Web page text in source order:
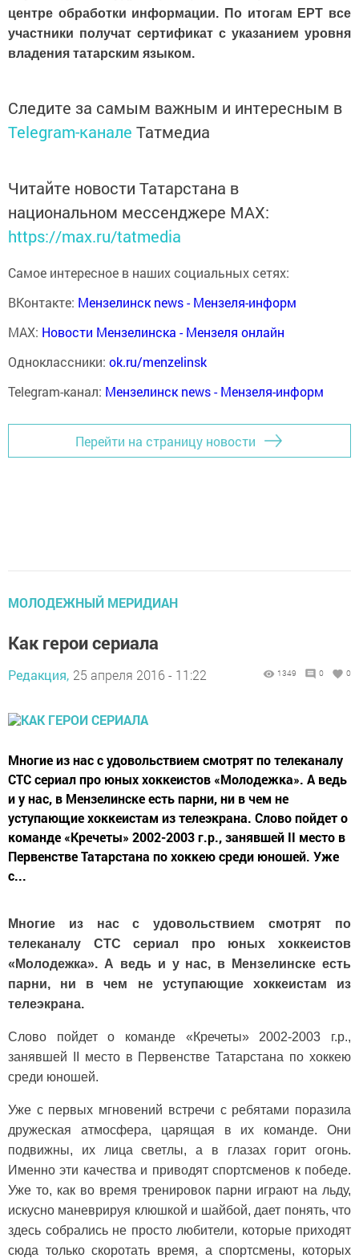
центре обработки информации. По итогам ЕРТ все
участники получат сертификат с указанием уровня
владения татарским языком.
Следите за самым важным и интересным в
Telegram-канале Татмедиа
Читайте новости Татарстана в
национальном мессенджере MАХ:
https://max.ru/tatmedia
Самое интересное в наших социальных сетях:
ВКонтакте: Мензелинск news - Мензеля-информ
MAX: Новости Мензелинска - Мензеля онлайн
Одноклассники: ok.ru/menzelinsk
Telegram-канал: Мензелинск news - Мензеля-информ
Перейти на страницу новости
МОЛОДЕЖНЫЙ МЕРИДИАН
Как герои сериала
Редакция, 25 апреля 2016 - 11:22 1349 0 0
Многие из нас с удовольствием смотрят по телеканалу
СТС сериал про юных хоккеистов «Молодежка». А ведь
и у нас, в Мензелинске есть парни, ни в чем не
уступающие хоккеистам из телеэкрана. Слово пойдет о
команде «Кречеты» 2002-2003 г.р., занявшей II место в
Пер­венстве Татарстана по хоккею среди юношей. Уже
с...
Многие из нас с удовольствием смотрят по
телеканалу СТС сериал про юных хоккеистов
«Молодежка». А ведь и у нас, в Мензелинске есть
парни, ни в чем не уступающие хоккеистам из
телеэкрана.
Слово пойдет о команде «Кречеты» 2002-2003 г.р.,
занявшей II место в Пер­венстве Татарстана по хоккею
среди юношей.
Уже с первых мгновений встречи с ребятами поразила
дружеская ат­мосфера, царящая в их команде. Они
подвижны, их лица светлы, а в глазах горит огонь.
Именно эти качества и приводят спортсменов к победе.
Уже то, как во время тренировок парни играют на льду,
искусно маневрируя клюшкой и шайбой, дает понять, что
здесь собрались не просто любители, которые приходят
сюда только ско­ротать время, а спортсмены, которых